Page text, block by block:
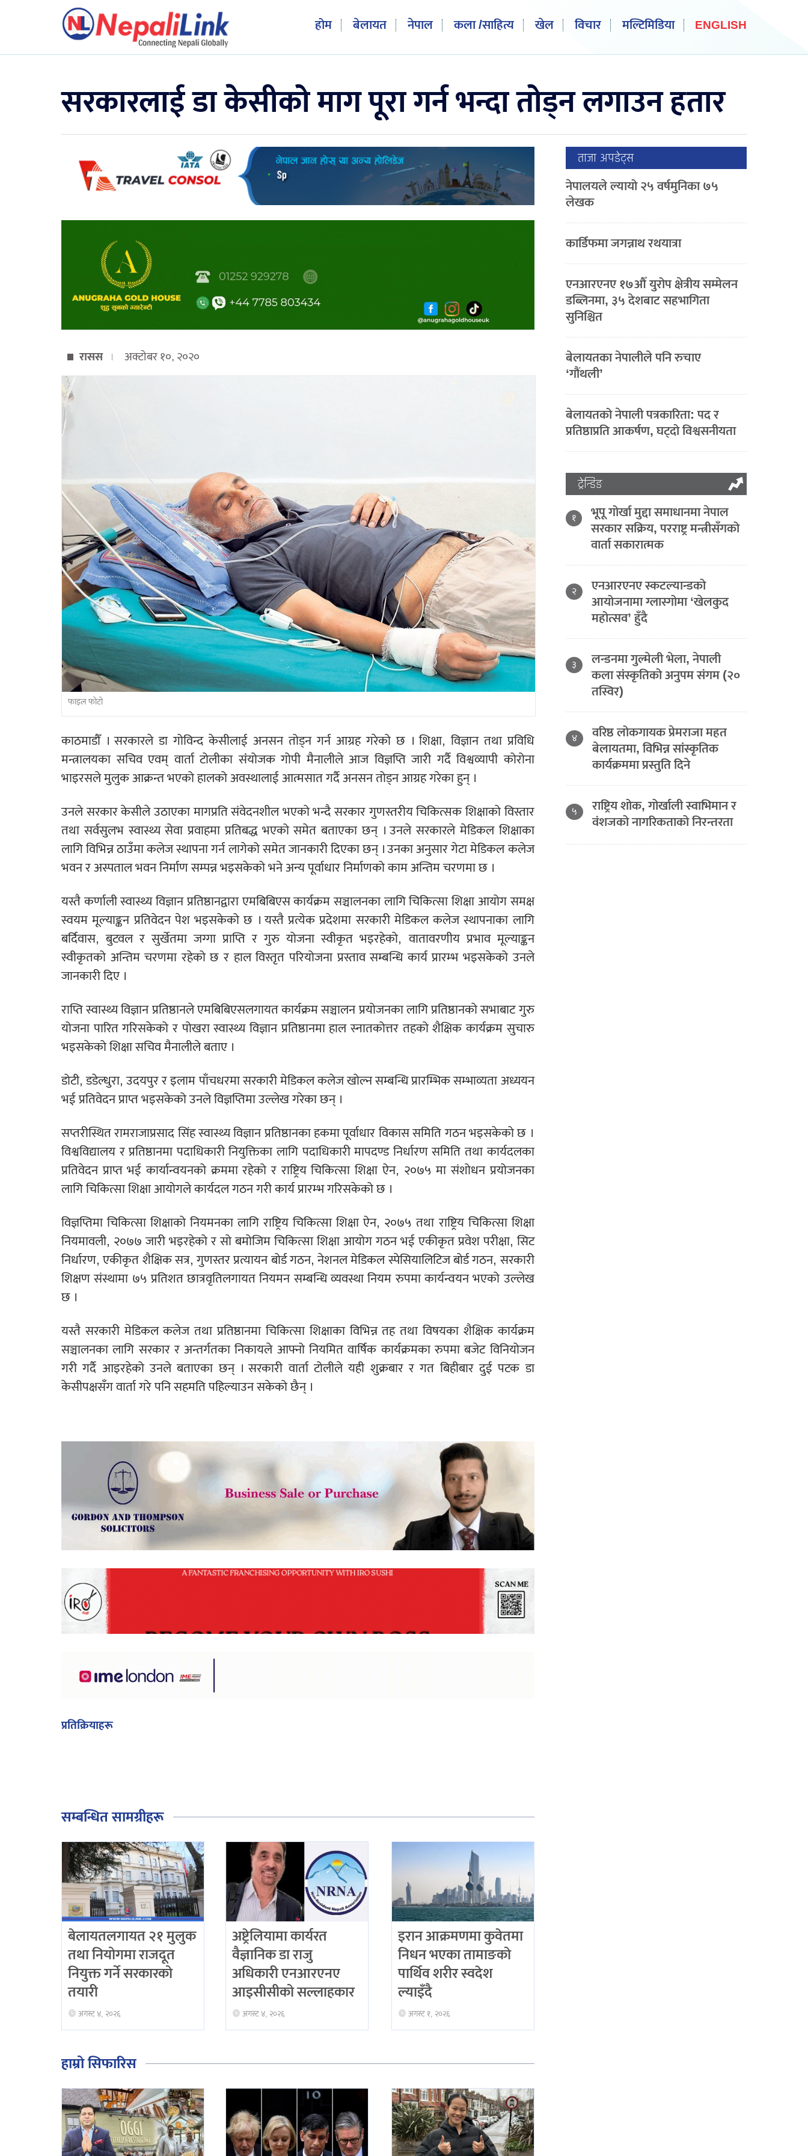
होम बेलायत नेपाल कला /साहित्य खेल विचार मल्टिमिडिया ENGLISH
सरकारलाई डा केसीको माग पूरा गर्न भन्दा तोड्न लगाउन हतार
रासस अक्टोबर १०, २०२०
फाइल फोटो
काठमाडौँ । सरकारले डा गोविन्द केसीलाई अनसन तोड्न गर्न आग्रह गरेको छ । शिक्षा, विज्ञान तथा प्रविधि
मन्त्रालयका सचिव एवम् वार्ता टोलीका संंयोजक गोपी मैनालीले आज विज्ञप्ति जारी गर्दै विश्वव्यापी कोरोना
भाइरसले मुलुक आक्रन्त भएको हालको अवस्थालाई आत्मसात गर्दै अनसन तोड्न आग्रह गरेका हुन् ।
उनले सरकार केसीले उठाएका मागप्रति संवेदनशील भएको भन्दै सरकार गुणस्तरीय चिकित्सक शिक्षाको विस्तार
तथा सर्वसुलभ स्वास्थ्य सेवा प्रवाहमा प्रतिबद्ध भएको समेत बताएका छन् । उनले सरकारले मेडिकल शिक्षाका
लागि विभिन्न ठाउँमा कलेज स्थापना गर्न लागेको समेत जानकारी दिएका छन् । उनका अनुसार गेटा मेडिकल कलेज
भवन र अस्पताल भवन निर्माण सम्पन्न भइसकेको भने अन्य पूर्वाधार निर्माणको काम अन्तिम चरणमा छ ।
यस्तै कर्णाली स्वास्थ्य विज्ञान प्रतिष्ठानद्वारा एमबिबिएस कार्यक्रम सञ्चालनका लागि चिकित्सा शिक्षा आयोग समक्ष
स्वयम मूल्याङ्कन प्रतिवेदन पेश भइसकेको छ । यस्तै प्रत्येक प्रदेशमा सरकारी मेडिकल कलेज स्थापनाका लागि
बर्दिवास, बुटवल र सुर्खेतमा जग्गा प्राप्ति र गुरु योजना स्वीकृत भइरहेको, वातावरणीय प्रभाव मूल्याङ्कन
स्वीकृतको अन्तिम चरणमा रहेको छ र हाल विस्तृत परियोजना प्रस्ताव सम्बन्धि कार्य प्रारम्भ भइसकेको उनले
जानकारी दिए ।
राप्ति स्वास्थ्य विज्ञान प्रतिष्ठानले एमबिबिएसलगायत कार्यक्रम सञ्चालन प्रयोजनका लागि प्रतिष्ठानको सभाबाट गुरु
योजना पारित गरिसकेको र पोखरा स्वास्थ्य विज्ञान प्रतिष्ठानमा हाल स्नातकोत्तर तहको शैक्षिक कार्यक्रम सुचारु
भइसकेको शिक्षा सचिव मैनालीले बताए ।
डोटी, डडेल्धुरा, उदयपुर र इलाम पाँचधरमा सरकारी मेडिकल कलेज खोल्न सम्बन्धि प्रारम्भिक सम्भाव्यता अध्ययन
भई प्रतिवेदन प्राप्त भइसकेको उनले विज्ञप्तिमा उल्लेख गरेका छन् ।
सप्तरीस्थित रामराजाप्रसाद सिंह स्वास्थ्य विज्ञान प्रतिष्ठानका हकमा पूर्वाधार विकास समिति गठन भइसकेको छ ।
विश्वविद्यालय र प्रतिष्ठानमा पदाधिकारी नियुक्तिका लागि पदाधिकारी मापदण्ड निर्धारण समिति तथा कार्यदलका
प्रतिवेदन प्राप्त भई कार्यान्वयनको क्रममा रहेको र राष्ट्रिय चिकित्सा शिक्षा ऐन, २०७५ मा संशोधन प्रयोजनका
लागि चिकित्सा शिक्षा आयोगले कार्यदल गठन गरी कार्य प्रारम्भ गरिसकेको छ ।
विज्ञप्तिमा चिकित्सा शिक्षाको नियमनका लागि राष्ट्रिय चिकित्सा शिक्षा ऐन, २०७५ तथा राष्ट्रिय चिकित्सा शिक्षा
नियमावली, २०७७ जारी भइरहेको र सो बमोजिम चिकित्सा शिक्षा आयोग गठन भई एकीकृत प्रवेश परीक्षा, सिट
निर्धारण, एकीकृत शैक्षिक सत्र, गुणस्तर प्रत्यायन बोर्ड गठन, नेशनल मेडिकल स्पेसियालिटिज बोर्ड गठन, सरकारी
शिक्षण संस्थामा ७५ प्रतिशत छात्रवृतिलगायत नियमन सम्बन्धि व्यवस्था नियम रुपमा कार्यन्वयन भएको उल्लेख
छ ।
यस्तै सरकारी मेडिकल कलेज तथा प्रतिष्ठानमा चिकित्सा शिक्षाका विभिन्न तह तथा विषयका शैक्षिक कार्यक्रम
सञ्चालनका लागि सरकार र अन्तर्गतका निकायले आफ्नो नियमित वार्षिक कार्यक्रमका रुपमा बजेट विनियोजन
गरी गर्दै आइरहेको उनले बताएका छन् । सरकारी वार्ता टोलीले यही शुक्रबार र गत बिहीबार दुई पटक डा
केसीपक्षसँग वार्ता गरे पनि सहमति पहिल्याउन सकेको छैन् ।
प्रतिक्रियाहरू
सम्बन्धित सामग्रीहरू
बेलायतलगायत २१ मुलुक
तथा नियोगमा राजदूत
नियुक्त गर्ने सरकारको
तयारी
अगस्ट ४, २०२६
अष्ट्रेलियामा कार्यरत
वैज्ञानिक डा राजु
अधिकारी एनआरएनए
आइसीसीको सल्लाहकार
अगस्ट ४, २०२६
इरान आक्रमणमा कुवेतमा
निधन भएका तामाङको
पार्थिव शरीर स्वदेश
ल्याइँदै
अगस्ट १, २०२६
हाम्रो सिफारिस
ताजा अपडेट्स
नेपालयले ल्यायो २५ वर्षमुनिका ७५
लेखक
कार्डिफमा जगन्नाथ रथयात्रा
एनआरएनए १७औँ युरोप क्षेत्रीय सम्मेलन
डब्लिनमा, ३५ देशबाट सहभागिता
सुनिश्चित
बेलायतका नेपालीले पनि रुचाए
‘गौंथली’
बेलायतको नेपाली पत्रकारिता: पद र
प्रतिष्ठाप्रति आकर्षण, घट्दो विश्वसनीयता
ट्रेन्डिङ
१ भूपू गोर्खा मुद्दा समाधानमा नेपाल
सरकार सक्रिय, परराष्ट्र मन्त्रीसँगको
वार्ता सकारात्मक
२ एनआरएनए स्कटल्यान्डको
आयोजनामा ग्लास्गोमा ‘खेलकुद
महोत्सव’ हुँदै
३ लन्डनमा गुल्मेली भेला, नेपाली
कला संस्कृतिको अनुपम संगम (२०
तस्विर)
४ वरिष्ठ लोकगायक प्रेमराजा महत
बेलायतमा, विभिन्न सांस्कृतिक
कार्यक्रममा प्रस्तुति दिने
५ राष्ट्रिय शोक, गोर्खाली स्वाभिमान र
वंशजको नागरिकताको निरन्तरता